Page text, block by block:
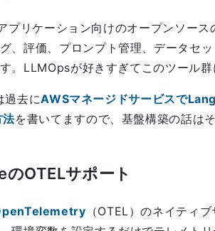
プリケーション向けのオープンソー
、評価、プロンプト管理、データセ
。LLMOpsが好きすぎてこのツール群
過去にAWSマネージドサービスで
法を書いてますので、基盤構築の話は
OTELサポート
（OTEL）のネイティ